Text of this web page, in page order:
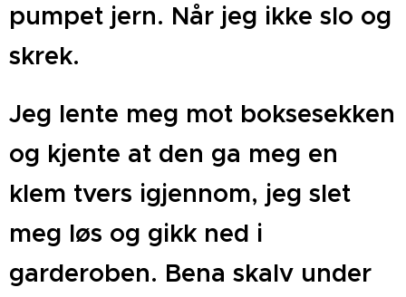
pumpet jern. Når jeg ikke slo og
skrek.
Jeg lente meg mot boksesekken
og kjente at den ga meg en
klem tvers igjennom, jeg slet
meg løs og gikk ned i
garderoben. Bena skalv under